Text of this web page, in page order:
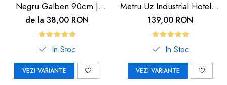
Negru-Galben 90cm |
Carboysafety
de la 38,00 RON
In Stoc
VEZI VARIANTE
Metru Uz Industrial Hoteluri
| Carboysafety
139,00 RON
In Stoc
VEZI VARIANTE